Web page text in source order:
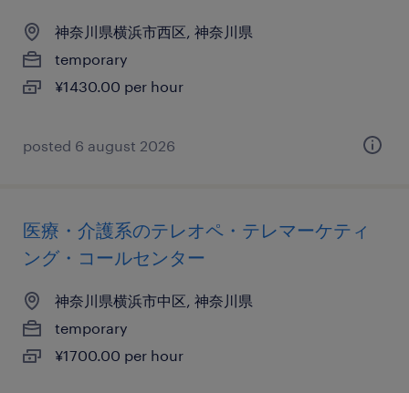
神奈川県横浜市西区, 神奈川県
temporary
¥1430.00 per hour
posted 6 august 2026
医療・介護系のテレオペ・テレマーケティ
ング・コールセンター
神奈川県横浜市中区, 神奈川県
temporary
¥1700.00 per hour